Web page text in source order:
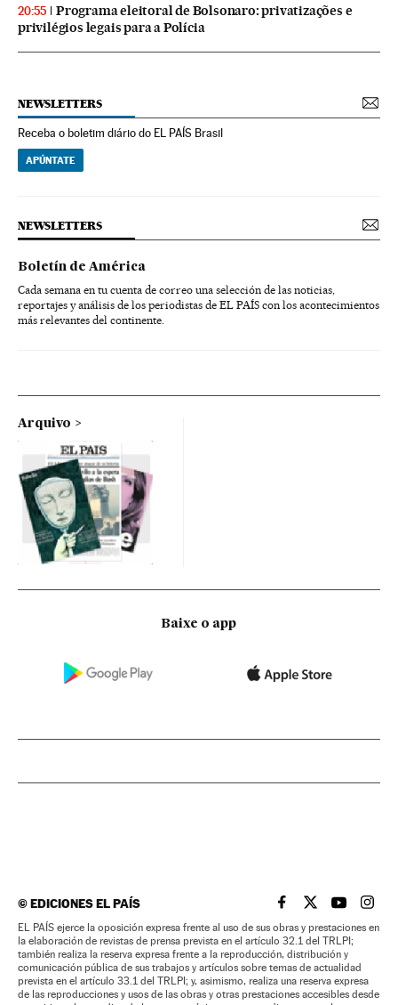
20:55
Programa eleitoral de Bolsonaro: privatizações e
privilégios legais para a Polícia
NEWSLETTERS
Receba o boletim diário do EL PAÍS Brasil
APÚNTATE
NEWSLETTERS
Boletín de América
Cada semana en tu cuenta de correo una selección de las noticias,
reportajes y análisis de los periodistas de EL PAÍS con los acontecimientos
más relevantes del continente.
Arquivo
Baixe o app
©EDICIONES EL PAÍS EL PAÍS BRASIL EN
EL PAÍSEL PAÍS
EL
EL PAÍS ejerce la oposición expresa frente al uso de sus obras y prestaciones en
la elaboración de revistas de prensa prevista en el artículo 32.1 del TRLPI;
también realiza la reserva expresa frente a la reproducción, distribución y
comunicación pública de sus trabajos y artículos sobre temas de actualidad
prevista en el artículo 33.1 del TRLPI; y, asimismo, realiza una reserva expresa
de las reproducciones y usos de las obras y otras prestaciones accesibles desde